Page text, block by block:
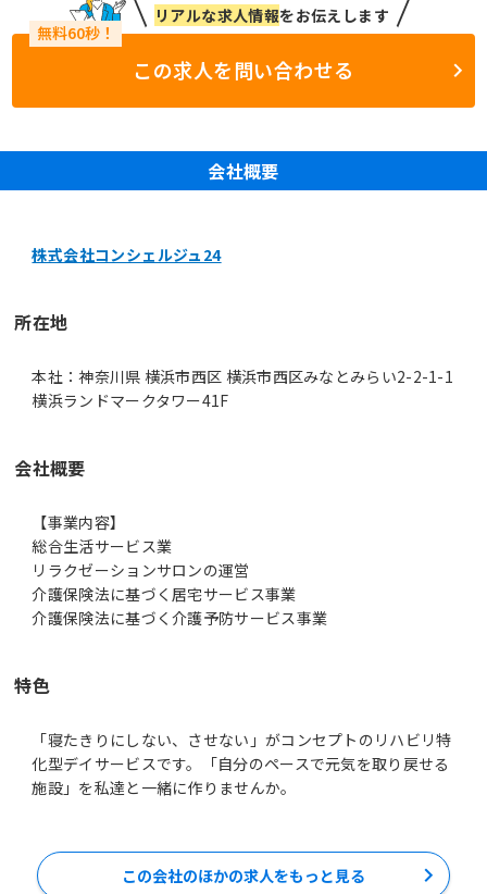
リアルな求人情報をお伝えします
この求人を問い合わせる
会社概要
株式会社コンシェルジュ24
所在地
本社：神奈川県 横浜市西区 横浜市西区みなとみらい2-2-1-1
横浜ランドマークタワー41F
会社概要
【事業内容】
総合生活サービス業
リラクゼーションサロンの運営
介護保険法に基づく居宅サービス事業
介護保険法に基づく介護予防サービス事業
特色
「寝たきりにしない、させない」がコンセプトのリハビリ特
化型デイサービスです。「自分のペースで元気を取り戻せる
施設」を私達と一緒に作りませんか。
この会社のほかの求人をもっと見る